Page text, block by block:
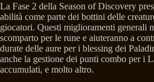
La Fase 2 della Season of Discovery
abilità come parte dei bottini delle
giocatori. Questi miglioramenti generali
scomparto per le rune e aiuteranno a
durate delle aure per i blessing dei
anche la gestione dei punti combo per i
accumulati, e molto altro.